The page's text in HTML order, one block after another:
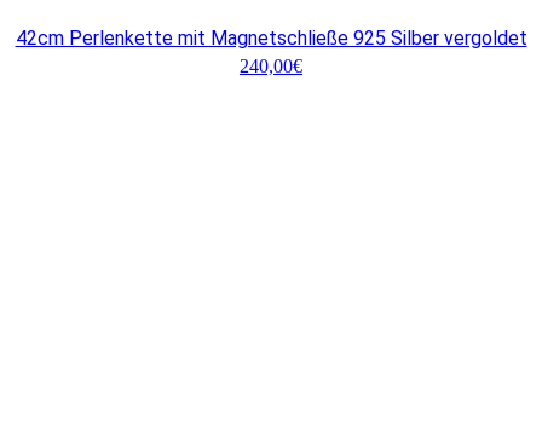
42cm Perlenkette mit Magnetschließe 925 Silber vergoldet
240,00€